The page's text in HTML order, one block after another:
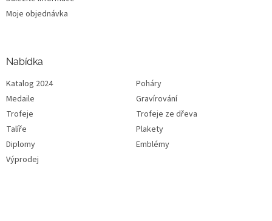
Moje objednávka
Nabídka
Katalog 2024
Poháry
Medaile
Gravírování
Trofeje
Trofeje ze dřeva
Talíře
Plakety
Diplomy
Emblémy
Výprodej